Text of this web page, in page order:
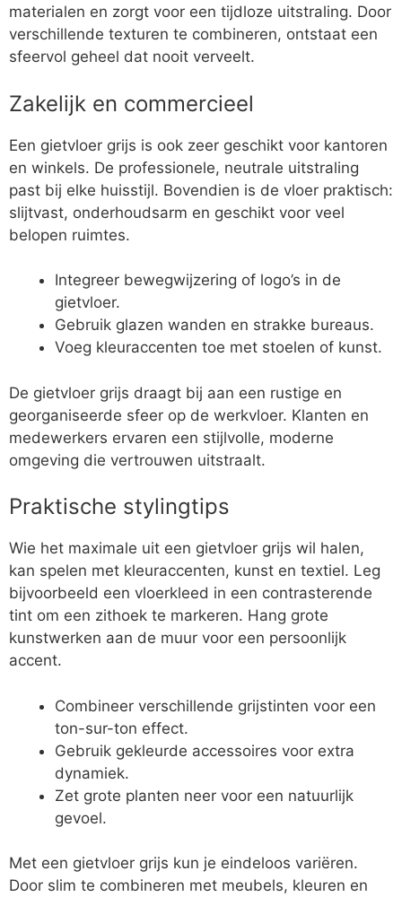
materialen en zorgt voor een tijdloze uitstraling. Door
verschillende texturen te combineren, ontstaat een
sfeervol geheel dat nooit verveelt.
Zakelijk en commercieel
Een gietvloer grijs is ook zeer geschikt voor kantoren
en winkels. De professionele, neutrale uitstraling
past bij elke huisstijl. Bovendien is de vloer praktisch:
slijtvast, onderhoudsarm en geschikt voor veel
belopen ruimtes.
Integreer bewegwijzering of logo’s in de
gietvloer.
Gebruik glazen wanden en strakke bureaus.
Voeg kleuraccenten toe met stoelen of kunst.
De gietvloer grijs draagt bij aan een rustige en
georganiseerde sfeer op de werkvloer. Klanten en
medewerkers ervaren een stijlvolle, moderne
omgeving die vertrouwen uitstraalt.
Praktische stylingtips
Wie het maximale uit een gietvloer grijs wil halen,
kan spelen met kleuraccenten, kunst en textiel. Leg
bijvoorbeeld een vloerkleed in een contrasterende
tint om een zithoek te markeren. Hang grote
kunstwerken aan de muur voor een persoonlijk
accent.
Combineer verschillende grijstinten voor een
ton-sur-ton effect.
Gebruik gekleurde accessoires voor extra
dynamiek.
Zet grote planten neer voor een natuurlijk
gevoel.
Met een gietvloer grijs kun je eindeloos variëren.
Door slim te combineren met meubels, kleuren en